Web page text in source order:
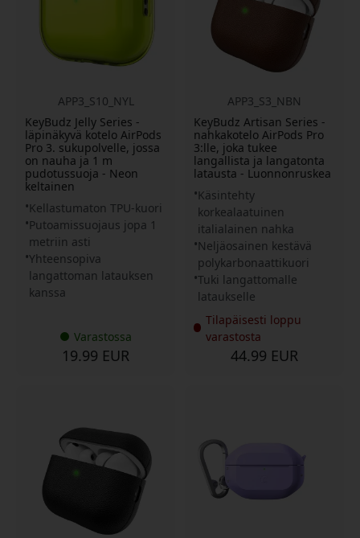
APP3_S10_NYL
KeyBudz Jelly Series -
läpinäkyvä kotelo AirPods
Pro 3. sukupolvelle, jossa
on nauha ja 1 m
pudotussuoja - Neon
keltainen
Kellastumaton TPU-kuori
Putoamissuojaus jopa 1
metriin asti
Yhteensopiva
langattoman latauksen
kanssa
Varastossa
19.99 EUR
APP3_S3_NBN
KeyBudz Artisan Series -
nahkakotelo AirPods Pro
3:lle, joka tukee
langallista ja langatonta
latausta - Luonnonruskea
Käsintehty
korkealaatuinen
italialainen nahka
Neljäosainen kestävä
polykarbonaattikuori
Tuki langattomalle
lataukselle
Tilapäisesti loppu
varastosta
44.99 EUR